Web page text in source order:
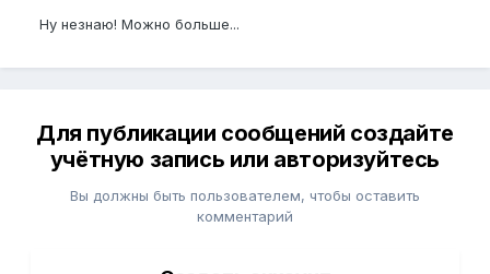
Ну незнаю! Можно больше...
Для публикации сообщений создайте
учётную запись или авторизуйтесь
Вы должны быть пользователем, чтобы оставить
комментарий